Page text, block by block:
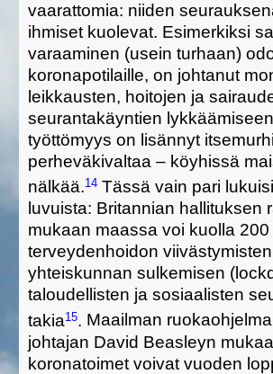
vaarattomia: niiden
ihmiset kuolevat. Esimerkiksi
varaaminen (usein turhaan)
koronapotilaille, on johtanut
leikkausten, hoitojen ja
seurantakäyntien
työttömyys on lisännyt
perheväkivaltaa – köyhissä
nälkää.14 Tässä vain pari
luvuista: Britannian hallituksen
mukaan maassa voi kuolla
terveydenhoidon
yhteiskunnan sulkemisen
taloudellisten ja sosiaalisten
takia15. Maailman
johtajan David Beasleyn
koronatoimet voivat vuoden